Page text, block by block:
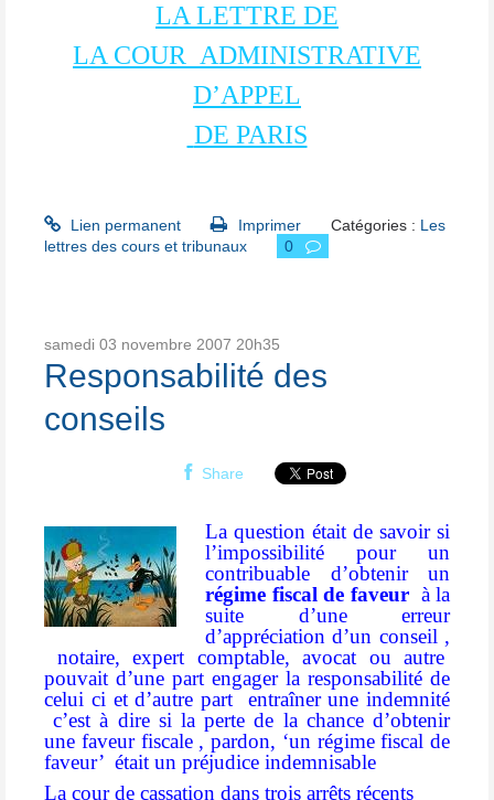
LA LETTRE DE
LA COUR ADMINISTRATIVE
D’APPEL
DE PARIS
Lien permanent Imprimer Catégories : Les
lettres des cours et tribunaux
0
samedi 03 novembre 2007 20h35
Responsabilité des
conseils
Share
La question était de savoir si
l’impossibilité pour un
contribuable d’obtenir un
régime fiscal de faveur à la
suite d’une erreur
d’appréciation d’un conseil ,
notaire, expert comptable, avocat ou autre
pouvait d’une part engager la responsabilité de
celui ci et d’autre part
entraîner une indemnité
c’est à dire si la perte de la chance d’obtenir
une faveur fiscale , pardon, ‘un régime fiscal de
faveur’ était un préjudice indemnisable
La cour de cassation dans trois arrêts récents